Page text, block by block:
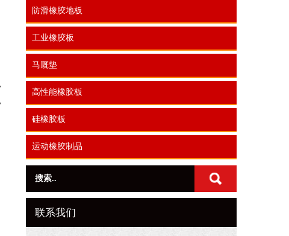
防滑橡胶地板
工业橡胶板
马厩垫
高性能橡胶板
硅橡胶板
运动橡胶制品
联系我们